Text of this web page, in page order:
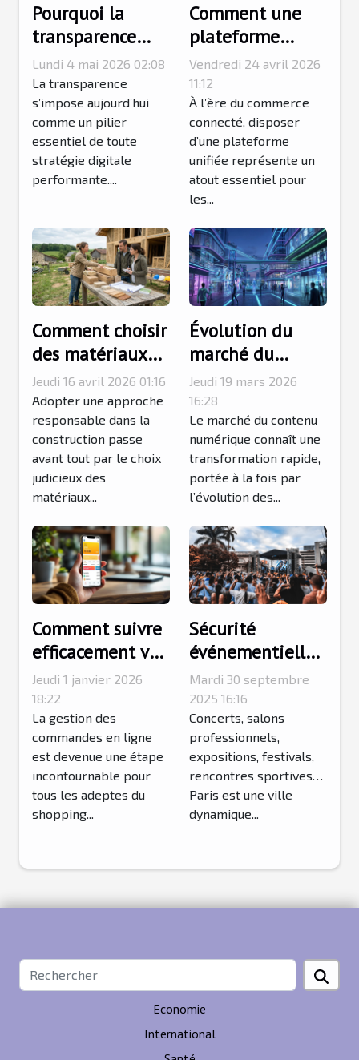
Pourquoi la
transparence
devient centrale
dans la stratégie
digitale
Lundi 4 mai 2026 02:08
La transparence
s’impose aujourd’hui
comme un pilier
essentiel de toute
stratégie digitale
performante....
Comment une
plateforme
unifiée facilite
la gestion de
votre commerce
en ligne et
physique ?
Vendredi 24 avril 2026
11:12
À l’ère du commerce
connecté, disposer
d’une plateforme
unifiée représente un
atout essentiel pour
les...
Comment choisir
des matériaux
locaux pour
votre
construction
durable ?
Jeudi 16 avril 2026 01:16
Adopter une approche
responsable dans la
construction passe
avant tout par le choix
judicieux des
matériaux...
Évolution du
marché du
contenu
numérique et
son futur
Jeudi 19 mars 2026
16:28
Le marché du contenu
numérique connaît une
transformation rapide,
portée à la fois par
l’évolution des...
Comment suivre
efficacement vos
commandes en
ligne ?
Jeudi 1 janvier 2026
18:22
La gestion des
commandes en ligne
est devenue une étape
incontournable pour
tous les adeptes du
shopping...
Sécurité
événementielle
à Paris : pour
vous, Atrium
Protection Privée
déploie ses
meilleurs agents
!
Mardi 30 septembre
2025 16:16
Concerts, salons
professionnels,
expositions, festivals,
rencontres sportives…
Paris est une ville
dynamique...
Economie
International